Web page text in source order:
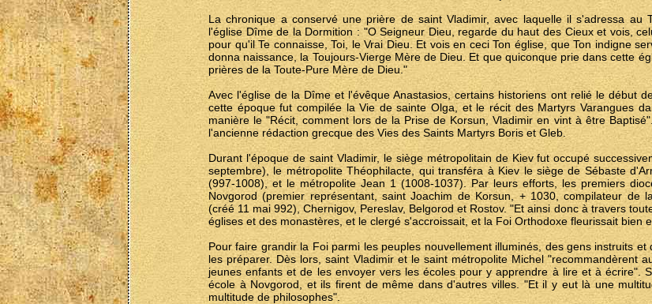
La chronique a conservé une prière de saint Vladimir, avec laquelle il s'adressa au
l'église Dîme de la Dormition : "O Seigneur Dieu, regarde du haut des Cieux et vois,
pour qu'il Te connaisse, Toi, le Vrai Dieu. Et vois en ceci Ton église, que Ton indigne
donna naissance, la Toujours-Vierge Mère de Dieu. Et que quiconque prie dans cette
prières de la Toute-Pure Mère de Dieu."
Avec l'église de la Dîme et l'évêque Anastasios, certains historiens ont relié le début
cette époque fut compilée la Vie de sainte Olga, et le récit des Martyrs Varangues
manière le "Récit, comment lors de la Prise de Korsun, Vladimir en vint à être
l'ancienne rédaction grecque des Vies des Saints Martyrs Boris et Gleb.
Durant l'époque de saint Vladimir, le siège métropolitain de Kiev fut occupé
septembre), le métropolite Théophilacte, qui transféra à Kiev le siège de Sébaste
(997-1008), et le métropolite Jean 1 (1008-1037). Par leurs efforts, les premiers
Novgorod (premier représentant, saint Joachim de Korsun, + 1030, compilateur de
(créé 11 mai 992), Chernigov, Pereslav, Belgorod et Rostov. "Et ainsi donc à travers
églises et des monastères, et le clergé s'accroissait, et la Foi Orthodoxe fleurissait bien
Pour faire grandir la Foi parmi les peuples nouvellement illuminés, des gens instruits
les préparer. Dès lors, saint Vladimir et le saint métropolite Michel "recommandèrent
jeunes enfants et de les envoyer vers les écoles pour y apprendre à lire et à écrire".
école à Novgorod, et ils firent de même dans d'autres villes. "Et il y eut là une
multitude de philosophes".